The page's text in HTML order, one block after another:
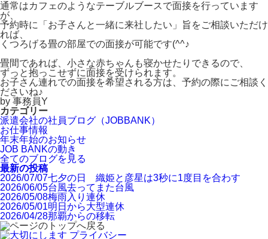
通常はカフェのようなテーブルブースで面接を行っています
が、
予約時に「お子さんと一緒に来社したい」旨をご相談いただけ
れば、
くつろげる畳の部屋での面接が可能です(^^♪
畳間であれば、小さな赤ちゃんも寝かせたりできるので、
ずっと抱っこせずに面接を受けられます。
お子さん連れでの面接を希望される方は、予約の際にご相談く
ださいね♪
by 事務員Y
カテゴリー
派遣会社の社員ブログ（JOBBANK）
お仕事情報
年末年始のお知らせ
JOB BANKの動き
全てのブログを見る
最新の投稿
2026/07/07七夕の日 織姫と彦星は3秒に1度目を合わす
2026/06/05台風去ってまた台風
2026/05/08梅雨入り連休
2026/05/01明日から大型連休
2026/04/28那覇からの移転